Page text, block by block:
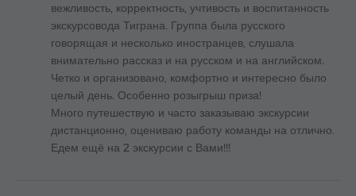
вежливость, корректность, учтивость и воспитанность
экскурсовода Тиграна. Группа была русского
говорящая и несколько иностранцев, слушала
внимательно рассказ и на русском и на английском.
Четко и организовано, комфортно и интересно было
целый день. Особенно розыгрыш приза!
Много путешествую и часто заказываю экскурсии
дистанционно, оцениваю работу команды на отлично.
Едем ещё на 2 экскурсии с Вами!!!